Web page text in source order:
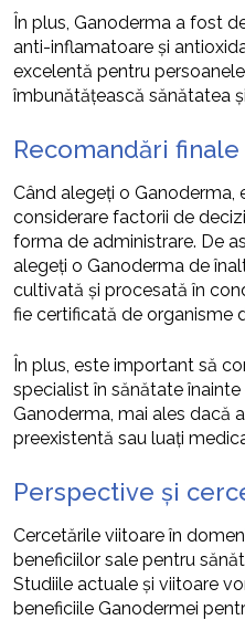
În plus, Ganoderma a fost
anti-inflamatoare și
excelentă pentru
îmbunătățească sănătatea
Recomandări finale
Când alegeți o Ganoderma,
considerare factorii de
forma de administrare. De
alegeți o Ganoderma de
cultivată și procesată în
fie certificată de organisme
În plus, este important să
specialist în sănătate
Ganoderma, mai ales dacă
preexistentă sau luați
Perspective și
Cercetările viitoare în
beneficiilor sale pentru
Studiile actuale și viitoare
beneficiile Ganodermei